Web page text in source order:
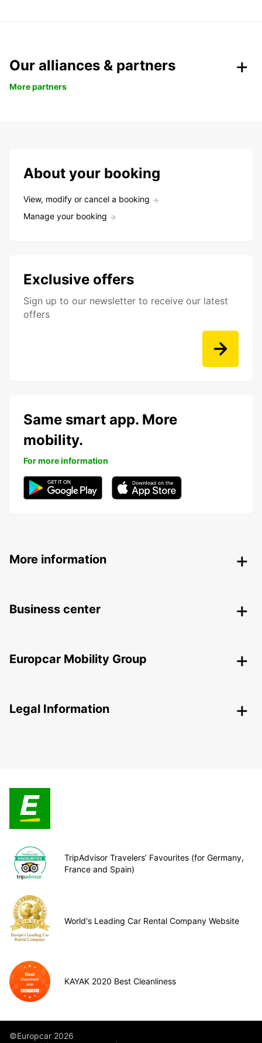
Our alliances & partners
More partners
About your booking
View, modify or cancel a booking
Manage your booking
Exclusive offers
Sign up to our newsletter to receive our latest
offers
Same smart app. More
mobility.
For more information
More information
Business center
Europcar Mobility Group
Legal Information
TripAdvisor Travelers’ Favourites (for Germany,
France and Spain)
World's Leading Car Rental Company Website
KAYAK 2020 Best Cleanliness
©Europcar 2026